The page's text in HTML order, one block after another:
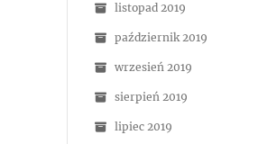
listopad 2019
październik 2019
wrzesień 2019
sierpień 2019
lipiec 2019